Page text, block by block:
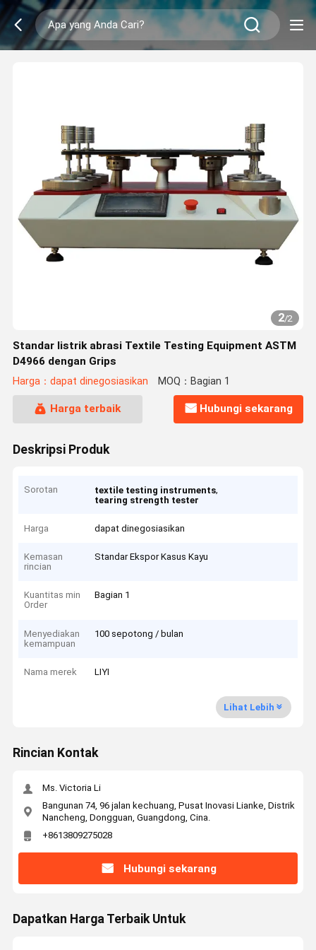
2/2
Standar listrik abrasi Textile Testing Equipment ASTM
D4966 dengan Grips
Harga：dapat dinegosiasikan MOQ：Bagian 1
Harga terbaik Hubungi sekarang
Deskripsi Produk
Sorotan textile testing instruments,
tearing strength tester
Harga dapat dinegosiasikan
Kemasan
rincian
Standar Ekspor Kasus Kayu
Kuantitas min
Order
Bagian 1
Menyediakan
kemampuan
100 sepotong / bulan
Nama merek LIYI
Lihat Lebih
Rincian Kontak
Ms. Victoria Li
Bangunan 74, 96 jalan kechuang, Pusat Inovasi Lianke, Distrik
Nancheng, Dongguan, Guangdong, Cina.
+8613809275028
Hubungi sekarang
Dapatkan Harga Terbaik Untuk